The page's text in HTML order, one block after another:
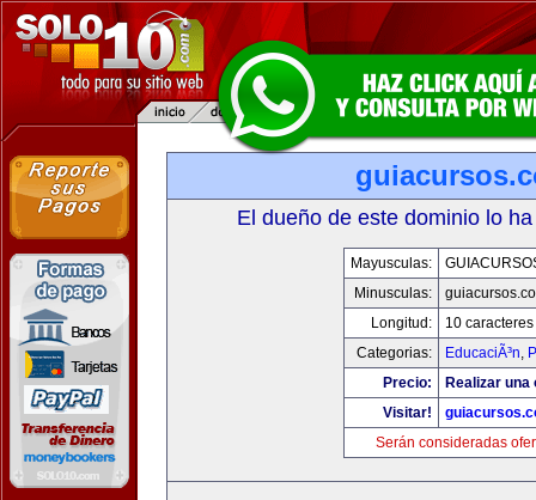
El dueño de este dominio lo
Mayusculas:
Minusculas:
Longitud:
10 caracteres
Categorias:
EducaciÃ³n,
Precio:
Realizar una
Visitar!
Serán consideradas